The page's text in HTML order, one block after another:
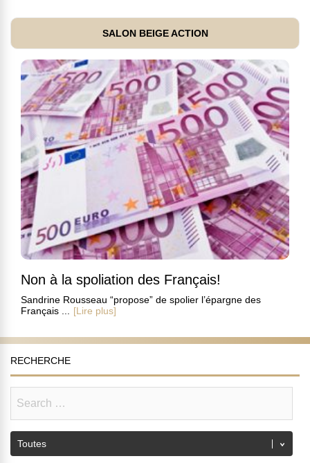
SALON BEIGE ACTION
Non à la spoliation des Français!
Sandrine Rousseau “propose” de spolier l’épargne des
Français ...
[Lire plus]
RECHERCHE